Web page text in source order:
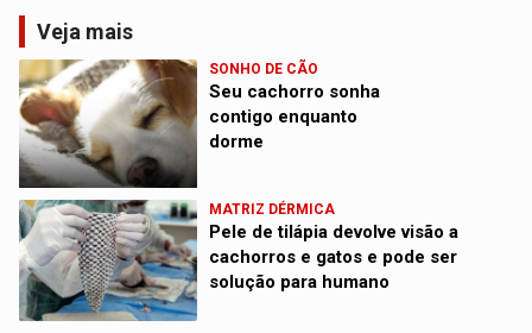
Veja mais
SONHO DE CÃO
Seu cachorro sonha
contigo enquanto
dorme
MATRIZ DÉRMICA
Pele de tilápia devolve visão a
cachorros e gatos e pode ser
solução para humano